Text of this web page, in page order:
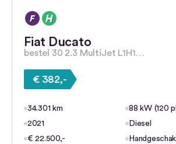
Fiat Ducato
bestel 30 2.3 MultiJet L1H1…
€ 382,-
34.301 km
88 kW (120
2021
Diesel
€ 22.500,-